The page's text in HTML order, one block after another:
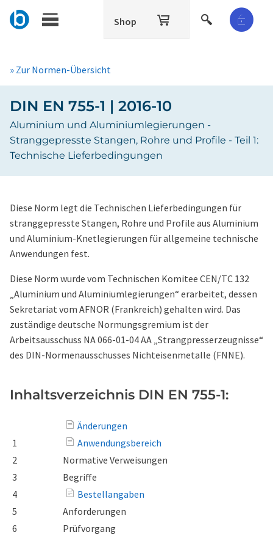
Shop
» Zur Normen-Übersicht
DIN EN 755-1 | 2016-10
Aluminium und Aluminiumlegierungen -
Stranggepresste Stangen, Rohre und Profile - Teil 1:
Technische Lieferbedingungen
Diese Norm legt die Technischen Lieferbedingungen für
stranggepresste Stangen, Rohre und Profile aus Aluminium
und Aluminium-Knetlegierungen für allgemeine technische
Anwendungen fest.
Diese Norm wurde vom Technischen Komitee CEN/TC 132
„Aluminium und Aluminiumlegierungen“ erarbeitet, dessen
Sekretariat vom AFNOR (Frankreich) gehalten wird. Das
zuständige deutsche Normungsgremium ist der
Arbeitsausschuss NA 066-01-04 AA „Strangpresserzeugnisse“
des DIN-Normenausschusses Nichteisenmetalle (FNNE).
Inhaltsverzeichnis DIN EN 755-1:
Änderungen
1
Anwendungsbereich
2
Normative Verweisungen
3
Begriffe
4
Bestellangaben
5
Anforderungen
6
Prüfvorgang